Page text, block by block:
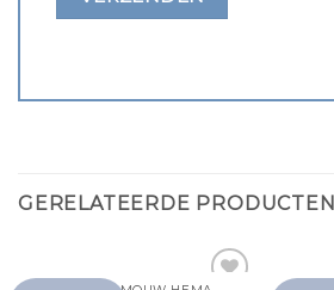
GERELATEERDE PRODUCTEN